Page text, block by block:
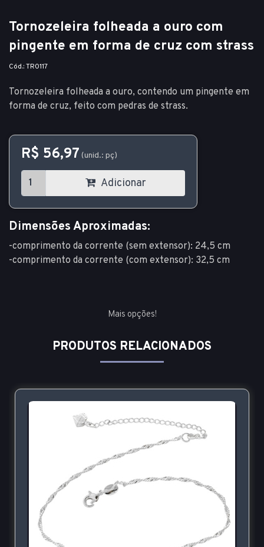
Tornozeleira folheada a ouro com
pingente em forma de cruz com strass
Cód.: TR0117
Tornozeleira folheada a ouro, contendo um pingente em
forma de cruz, feito com pedras de strass.
R$ 56,97 (unid.: pç)
Adicionar
Dimensões Aproximadas:
-comprimento da corrente (sem extensor): 24,5 cm
-comprimento da corrente (com extensor): 32,5 cm
Mais opções!
PRODUTOS RELACIONADOS